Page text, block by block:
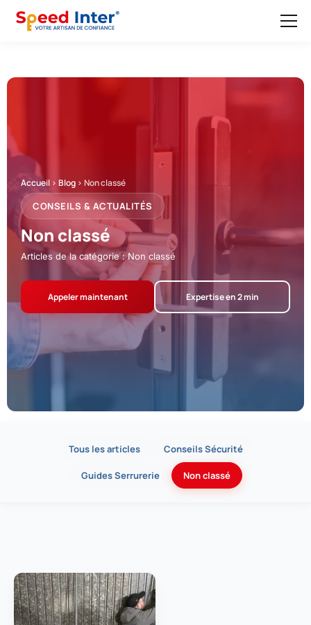
Accueil > Blog > Non classé
CONSEILS & ACTUALITÉS
Non classé
Articles de la catégorie : Non classé
Appeler maintenant Expertise en 2 min
Tous les articles Conseils Sécurité
Guides Serrurerie Non classé